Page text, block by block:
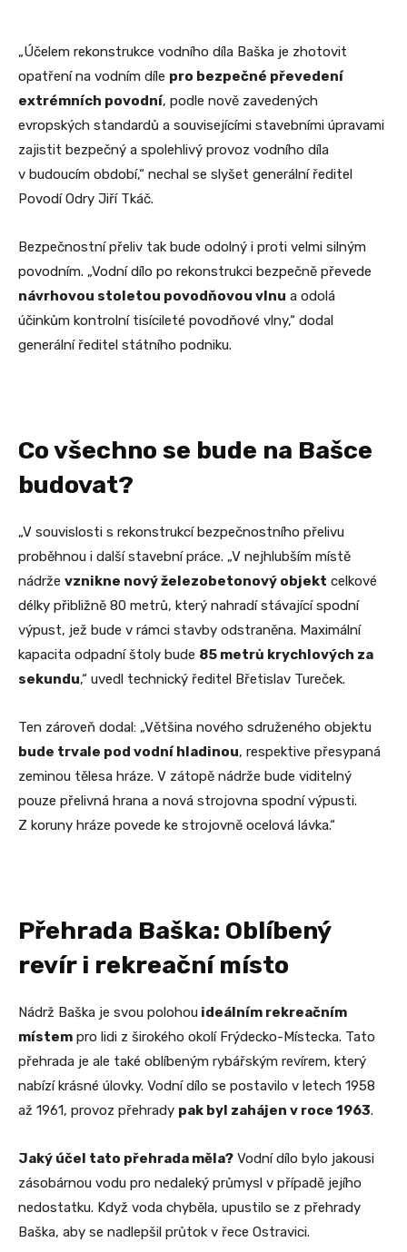
„Účelem rekonstrukce vodního díla Baška je zhotovit
opatření na vodním díle pro bezpečné převedení
extrémních povodní, podle nově zavedených
evropských standardů a souvisejícími stavebními úpravami
zajistit bezpečný a spolehlivý provoz vodního díla
v budoucím období,“ nechal se slyšet generální ředitel
Povodí Odry Jiří Tkáč.
Bezpečnostní přeliv tak bude odolný i proti velmi silným
povodním. „Vodní dílo po rekonstrukci bezpečně převede
návrhovou stoletou povodňovou vlnu a odolá
účinkům kontrolní tisícileté povodňové vlny,“ dodal
generální ředitel státního podniku.
Co všechno se bude na Bašce
budovat?
„V souvislosti s rekonstrukcí bezpečnostního přelivu
proběhnou i další stavební práce. „V nejhlubším místě
nádrže vznikne nový železobetonový objekt celkové
délky přibližně 80 metrů, který nahradí stávající spodní
výpust, jež bude v rámci stavby odstraněna. Maximální
kapacita odpadní štoly bude 85 metrů krychlových za
sekundu,“ uvedl technický ředitel Břetislav Tureček.
Ten zároveň dodal: „Většina nového sdruženého objektu
bude trvale pod vodní hladinou, respektive přesypaná
zeminou tělesa hráze. V zátopě nádrže bude viditelný
pouze přelivná hrana a nová strojovna spodní výpusti.
Z koruny hráze povede ke strojovně ocelová lávka.“
Přehrada Baška: Oblíbený
revír i rekreační místo
Nádrž Baška je svou polohou ideálním rekreačním
místem pro lidi z širokého okolí Frýdecko-Místecka. Tato
přehrada je ale také oblíbeným rybářským revírem, který
nabízí krásné úlovky. Vodní dílo se postavilo v letech 1958
až 1961, provoz přehrady pak byl zahájen v roce 1963.
Jaký účel tato přehrada měla? Vodní dílo bylo jakousi
zásobárnou vodu pro nedaleký průmysl v případě jejího
nedostatku. Když voda chyběla, upustilo se z přehrady
Baška, aby se nadlepšil průtok v řece Ostravici.